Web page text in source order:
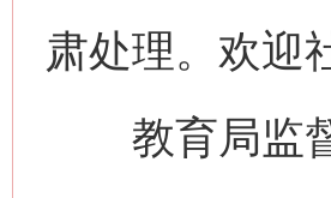
肃处理。欢迎
教育局监督